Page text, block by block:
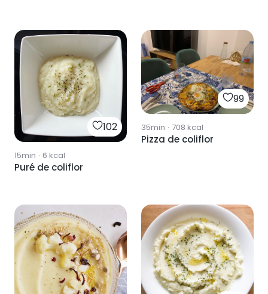
102
15min · 6 kcal
Puré de coliflor
99
35min · 708 kcal
Pizza de coliflor